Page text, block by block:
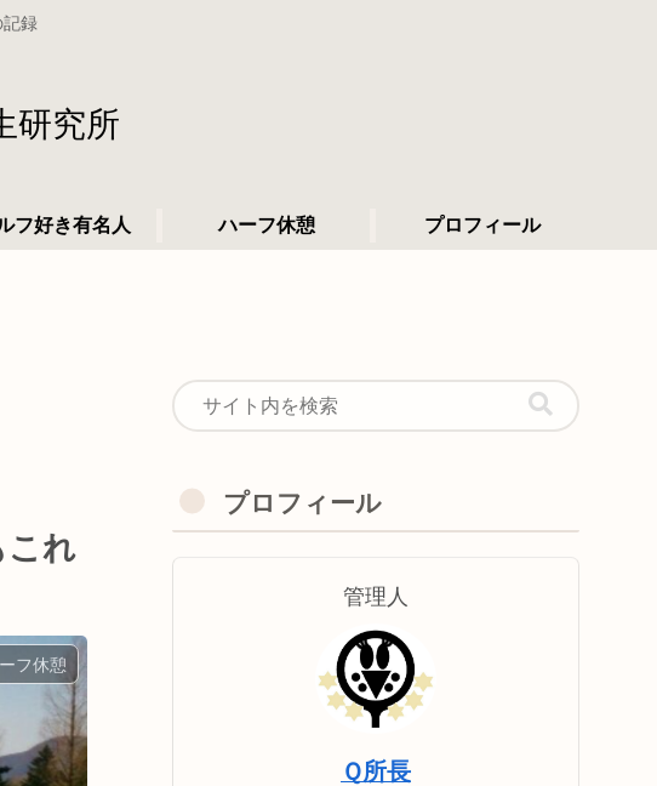
記録
研究所
フ好き有名人 ハーフ休憩 プロフィール
これ
フ休憩
プロフィール
管理人
Ｑ所長